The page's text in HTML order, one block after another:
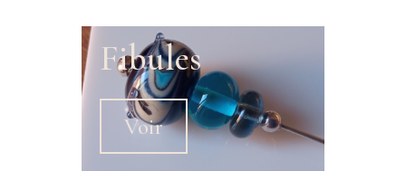
Fibules
Voir